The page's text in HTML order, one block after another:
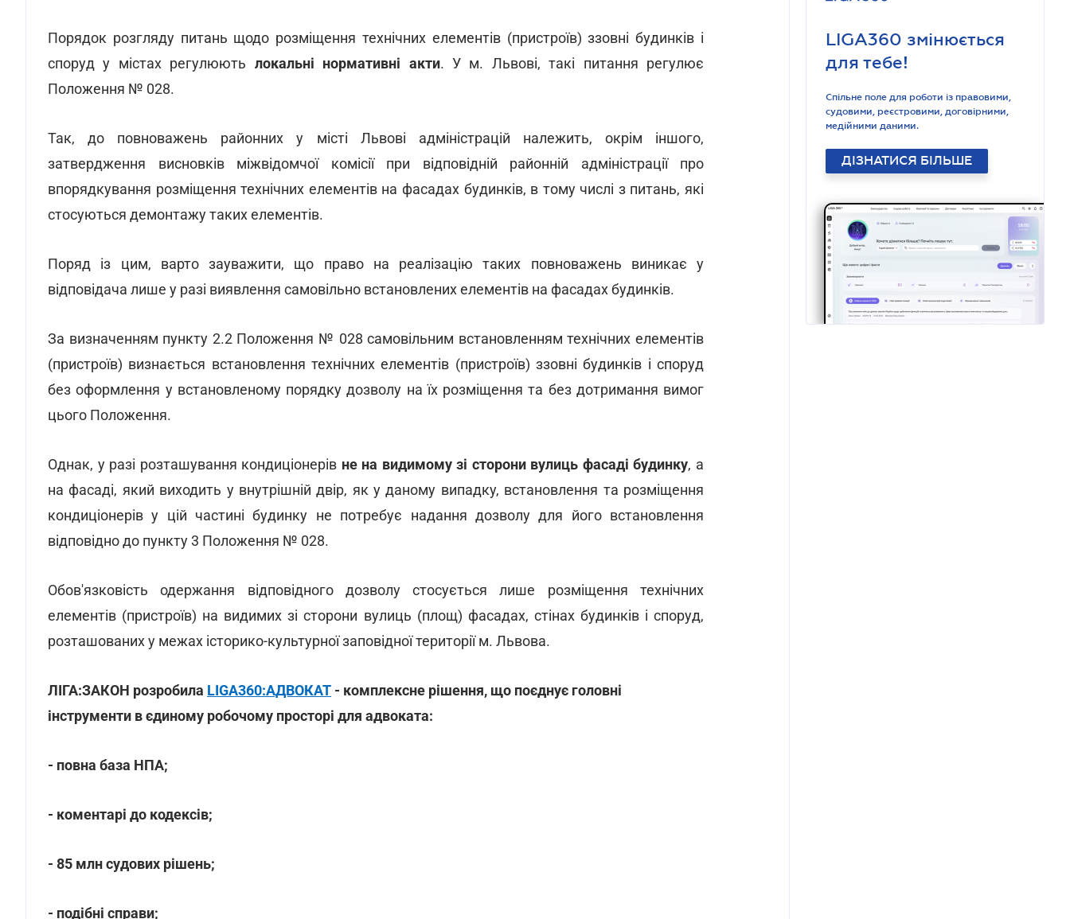
Порядок розгляду питань щодо розміщення технічних елементів (пристроїв) ззовні будинків і
споруд у містах регулюють локальні нормативні акти. У м. Львові, такі питання регулює
Положення № 028.
Так, до повноважень районних у місті Львові адміністрацій належить, окрім іншого,
затвердження висновків міжвідомчої комісії при відповідній районній адміністрації про
впорядкування розміщення технічних елементів на фасадах будинків, в тому числі з питань, які
стосуються демонтажу таких елементів.
Поряд із цим, варто зауважити, що право на реалізацію таких повноважень виникає у
відповідача лише у разі виявлення самовільно встановлених елементів на фасадах будинків.
За визначенням пункту 2.2 Положення № 028 самовільним встановленням технічних елементів
(пристроїв) визнається встановлення технічних елементів (пристроїв) ззовні будинків і споруд
без оформлення у встановленому порядку дозволу на їх розміщення та без дотримання вимог
цього Положення.
Однак, у разі розташування кондиціонерів не на видимому зі сторони вулиць фасаді будинку, а
на фасаді, який виходить у внутрішній двір, як у даному випадку, встановлення та розміщення
кондиціонерів у цій частині будинку не потребує надання дозволу для його встановлення
відповідно до пункту 3 Положення № 028.
Обов'язковість одержання відповідного дозволу стосується лише розміщення технічних
елементів (пристроїв) на видимих зі сторони вулиць (площ) фасадах, стінах будинків і споруд,
розташованих у межах історико-культурної заповідної території м. Львова.
ЛІГА:ЗАКОН розробила LIGA360:АДВОКАТ - комплексне рішення, що поєднує головні
інструменти в єдиному робочому просторі для адвоката:
- повна база НПА;
- коментарі до кодексів;
- 85 млн судових рішень;
- подібні справи;
LIGA360 змінюється
для тебе!
Спільне поле для роботи із правовими,
судовими, реєстровими, договірними,
медійними даними.
ДІЗНАТИСЯ БІЛЬШЕ